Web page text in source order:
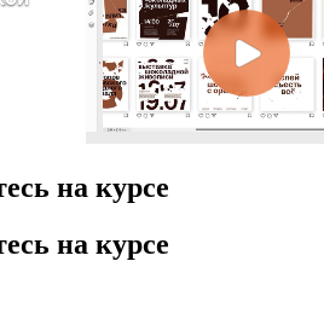
на курсе
на курсе